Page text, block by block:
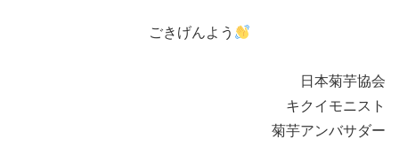
ごきげんよう
日本菊芋協会
キクイモニスト
菊芋アンバサダー